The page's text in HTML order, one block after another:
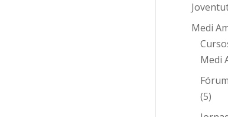
Medi
Medi
(5)